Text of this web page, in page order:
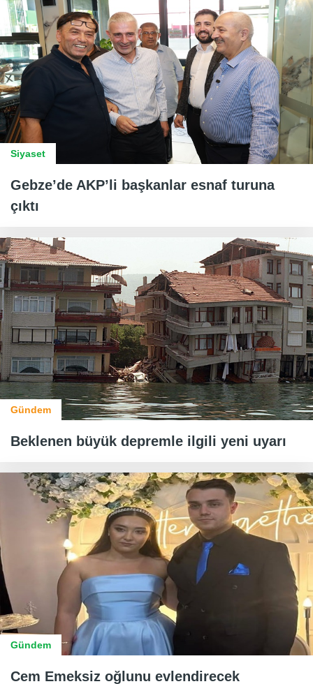
Siyaset
Gebze’de AKP’li başkanlar esnaf turuna
çıktı
Gündem
Beklenen büyük depremle ilgili yeni uyarı
Gündem
Cem Emeksiz oğlunu evlendirecek